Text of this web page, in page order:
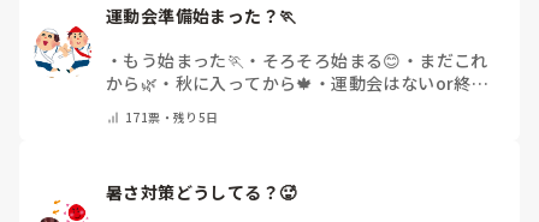
運動会準備始まった？🏃
・ もう始まった🏃 ・ そろそろ始まる😊 ・ まだこれ
から🌿 ・ 秋に入ってから🍁 ・運動会はないor終わ
171票・残り5日
暑さ対策どうしてる？🥵